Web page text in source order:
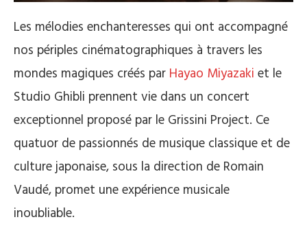
Les mélodies enchanteresses qui ont accompagné
nos périples cinématographiques à travers les
mondes magiques créés par Hayao Miyazaki et le
Studio Ghibli prennent vie dans un concert
exceptionnel proposé par le Grissini Project. Ce
quatuor de passionnés de musique classique et de
culture japonaise, sous la direction de Romain
Vaudé, promet une expérience musicale
inoubliable.